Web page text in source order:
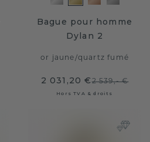
Bague pour homme
Dylan 2
or jaune/quartz fumé
2 031,20 €2 539,- €
Hors TVA & droits